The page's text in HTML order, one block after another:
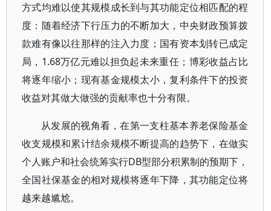
方式均难以使其规模成长到与其功能定位相匹配的程
度：随着经济下行压力的不断加大，中央财政预算拨
款难有像以往那样的注入力度；国有资本划转已成定
局，1.68万亿元难以担负起未来重任；博彩收益占比
将逐年缩小；现有基金规模太小，复利条件下的投资
收益对其做大做强的贡献率也十分有限。
从发展的视角看，在第一支柱基本养老保险基金
收支规模和累计结余规模不断提高的趋势下，在做实
个人账户和社会统筹实行DB型部分积累制的预期下，
全国社保基金的相对规模将逐年下降，其功能定位将
越来越尴尬。